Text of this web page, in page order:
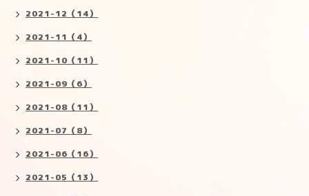
2021-12（14）
2021-11（4）
2021-10（11）
2021-09（6）
2021-08（11）
2021-07（8）
2021-06（16）
2021-05（13）